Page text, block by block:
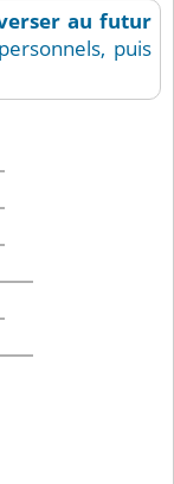
au futur
puis